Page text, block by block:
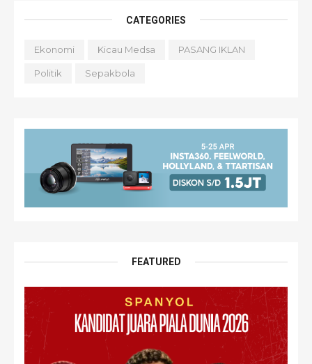
CATEGORIES
Ekonomi Kicau Medsa PASANG IKLAN
Politik Sepakbola
FEATURED